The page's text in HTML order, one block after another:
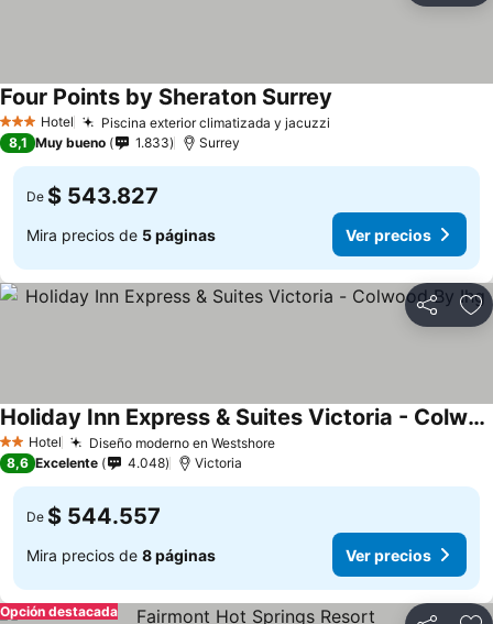
3 Estrellas
Hotel Piscina exterior climatizada y jacuzzi
Four Points by Sheraton Surrey
8,1 Muy bueno 1.833 Surrey
De $ 543.827
Mira precios de 5 páginas Ver precios
Compartir
2 Estrellas
Hotel Diseño moderno en Westshore
Holiday Inn Express & Suites Victoria - Colwood By Ihg
8,6 Excelente 4.048 Victoria
De $ 544.557
Mira precios de 8 páginas Ver precios
Opción destacada